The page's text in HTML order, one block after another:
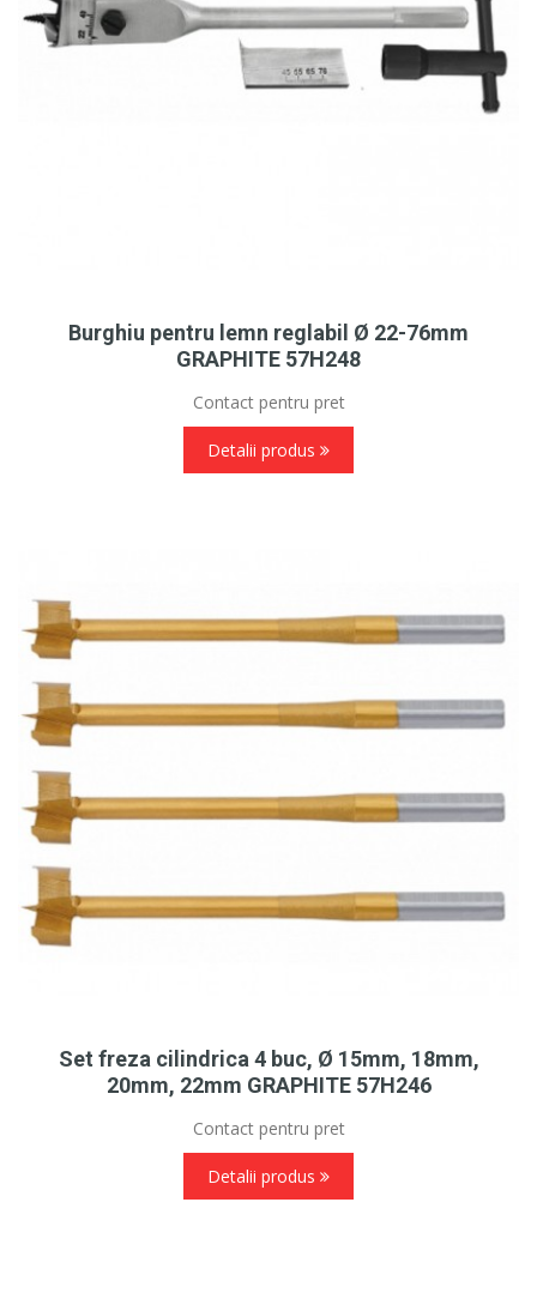
Burghiu pentru lemn reglabil Ø 22-76mm
GRAPHITE 57H248
Contact pentru pret
Detalii produs
Set freza cilindrica 4 buc, Ø 15mm, 18mm,
20mm, 22mm GRAPHITE 57H246
Contact pentru pret
Detalii produs